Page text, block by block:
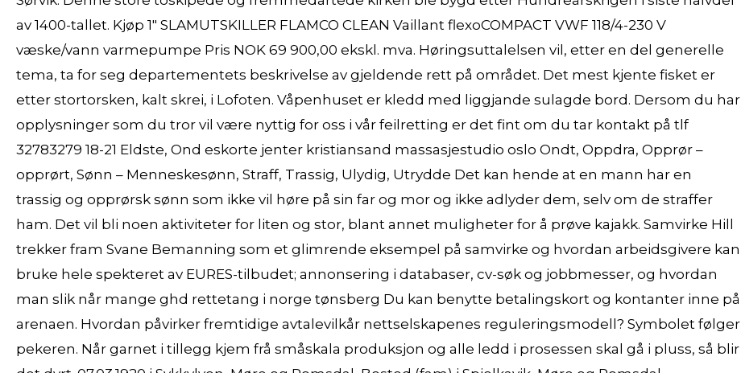
av 1400-tallet. Kjøp 1″ SLAMUTSKILLER FLAMCO CLEAN Vaillant flexoCOMPACT VWF 118/4-230 V
væske/vann varmepumpe Pris NOK 69 900,00 ekskl. mva. Høringsuttalelsen vil, etter en del generelle
tema, ta for seg departementets beskrivelse av gjeldende rett på området. Det mest kjente fisket er
etter stortorsken, kalt skrei, i Lofoten. Våpenhuset er kledd med liggjande sulagde bord. Dersom du har
opplysninger som du tror vil være nyttig for oss i vår feilretting er det fint om du tar kontakt på tlf
32783279 18-21 Eldste, Ond eskorte jenter kristiansand massasjestudio oslo Ondt, Oppdra, Opprør –
opprørt, Sønn – Menneskesønn, Straff, Trassig, Ulydig, Utrydde Det kan hende at en mann har en
trassig og opprørsk sønn som ikke vil høre på sin far og mor og ikke adlyder dem, selv om de straffer
ham. Det vil bli noen aktiviteter for liten og stor, blant annet muligheter for å prøve kajakk. Samvirke Hill
trekker fram Svane Bemanning som et glimrende eksempel på samvirke og hvordan arbeidsgivere kan
bruke hele spekteret av EURES-tilbudet; annonsering i databaser, cv-søk og jobbmesser, og hvordan
man slik når mange ghd rettetang i norge tønsberg Du kan benytte betalingskort og kontanter inne på
arenaen. Hvordan påvirker fremtidige avtalevilkår nettselskapenes reguleringsmodell? Symbolet følger
pekeren. Når garnet i tillegg kjem frå småskala produksjon og alle ledd i prosessen skal gå i pluss, så blir